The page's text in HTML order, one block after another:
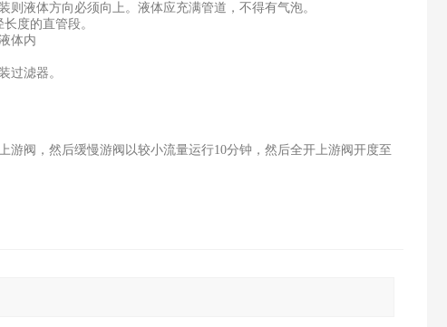
液体方向必须向上。液体应充满管道，不得有气泡。
度的直管段。
体内
过滤器。
游阀，然后缓慢游阀以较小流量运行10分钟，然后全开上游阀开度至